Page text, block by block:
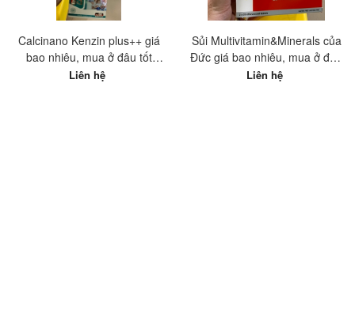
Calcinano Kenzin plus++ giá
bao nhiêu, mua ở đâu tốt
nhất?
Liên hệ
Sủi Multivitamin&Minerals của
Đức giá bao nhiêu, mua ở đâu
tốt nhất?
Liên hệ